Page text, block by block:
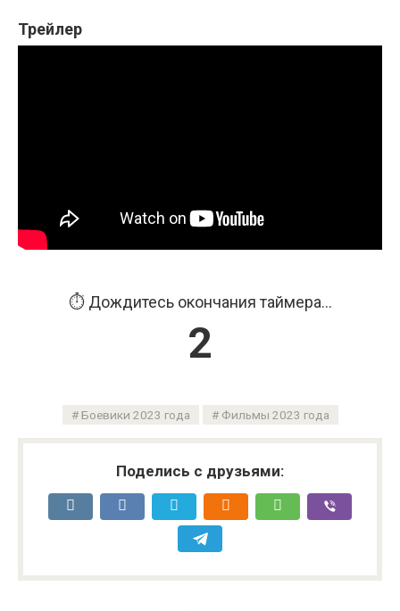
Трейлер
⏱️ Дождитесь окончания таймера...
2
Боевики 2023 года Фильмы 2023 года
Поделись с друзьями: